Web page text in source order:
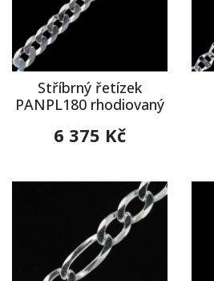
Stříbrný řetízek
PANPL180 rhodiovaný
6 375 Kč